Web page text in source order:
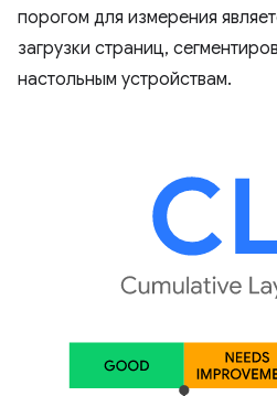
порогом для измерения
загрузки страниц,
настольным устройствам.